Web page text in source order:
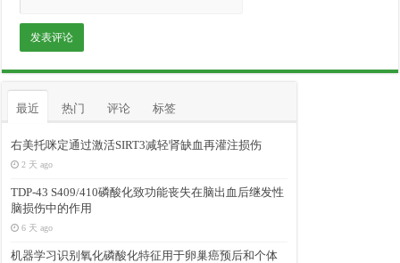
最近 热门 评论 标签
右美托咪定通过激活SIRT3减轻肾缺血再灌注损伤
2 天 ago
TDP-43 S409/410磷酸化致功能丧失在脑出血后继发性
脑损伤中的作用
6 天 ago
机器学习识别氧化磷酸化特征用于卵巢癌预后和个体